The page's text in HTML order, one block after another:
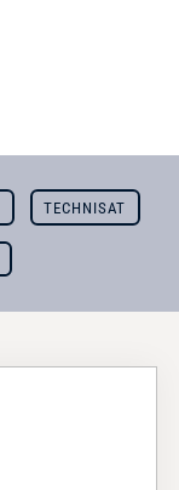
TECHNISAT